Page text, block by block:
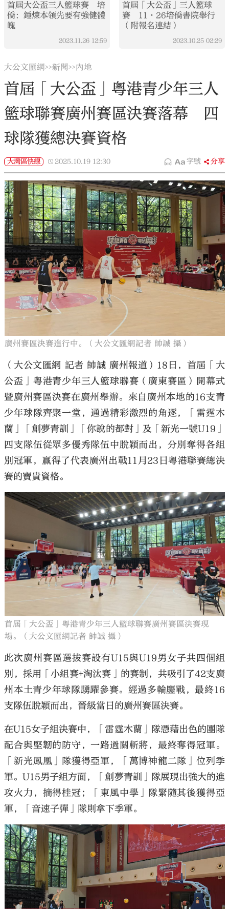
首屆大公盃三人籃球賽 培
僑：錘煉本領先要有強健體
魄
2023.11.26 12:59
首屆「大公盃」三人籃球
賽 11·26培僑書院舉行
（附報名連結）
2023.10.25 02:29
大公文匯網>>新聞>>內地
首屆「大公盃」粵港青少年三人
籃球聯賽廣州賽區決賽落幕 四
球隊獲總決賽資格
大灣區快線 2025.10.19 12:30 字號 分享
廣州賽區決賽進行中。（大公文匯網記者 帥誠 攝）
（大公文匯網 記者 帥誠 廣州報道）18日，首屆「大
公盃」粵港青少年三人籃球聯賽（廣東賽區）開幕式
暨廣州賽區決賽在廣州舉辦。來自廣州本地的16支青
少年球隊齊聚一堂，通過精彩激烈的角逐，「雷霆木
蘭」「創夢青訓」「你說的都對」及「新光一號U19」
四支隊伍從眾多優秀隊伍中脫穎而出，分別奪得各組
別冠軍，贏得了代表廣州出戰11月23日粵港聯賽總決
賽的寶貴資格。
首屆「大公盃」粵港青少年三人籃球聯賽廣州賽區決賽現
場。（大公文匯網記者 帥誠 攝）
此次廣州賽區選拔賽設有U15與U19男女子共四個組
別，採用「小組賽+淘汰賽」的賽制，共吸引了42支廣
州本土青少年球隊踴躍參賽。經過多輪鏖戰，最終16
支隊伍脫穎而出，晉級當日的廣州賽區決賽。
在U15女子組決賽中，「雷霆木蘭」隊憑藉出色的團隊
配合與堅韌的防守，一路過關斬將，最終奪得冠軍。
「新光鳳凰」隊獲得亞軍，「萬博神龍二隊」位列季
軍。U15男子組方面，「創夢青訓」隊展現出強大的進
攻火力，摘得桂冠；「東風中學」隊緊隨其後獲得亞
軍，「音速子彈」隊則拿下季軍。